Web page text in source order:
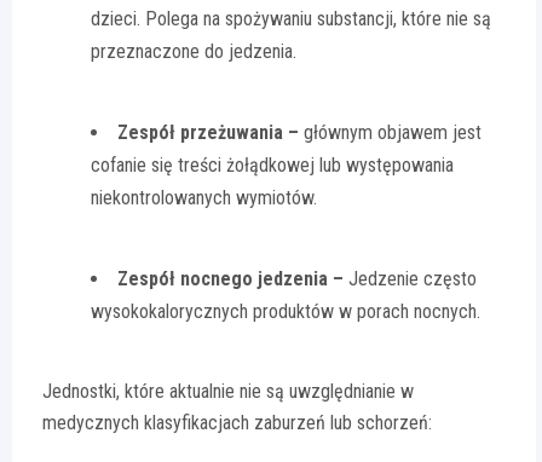
dzieci. Polega na spożywaniu substancji, które nie są
przeznaczone do jedzenia.
Zespół przeżuwania – głównym objawem jest
cofanie się treści żołądkowej lub występowania
niekontrolowanych wymiotów.
Zespół nocnego jedzenia – Jedzenie często
wysokokalorycznych produktów w porach nocnych.
Jednostki, które aktualnie nie są uwzględnianie w
medycznych klasyfikacjach zaburzeń lub schorzeń: